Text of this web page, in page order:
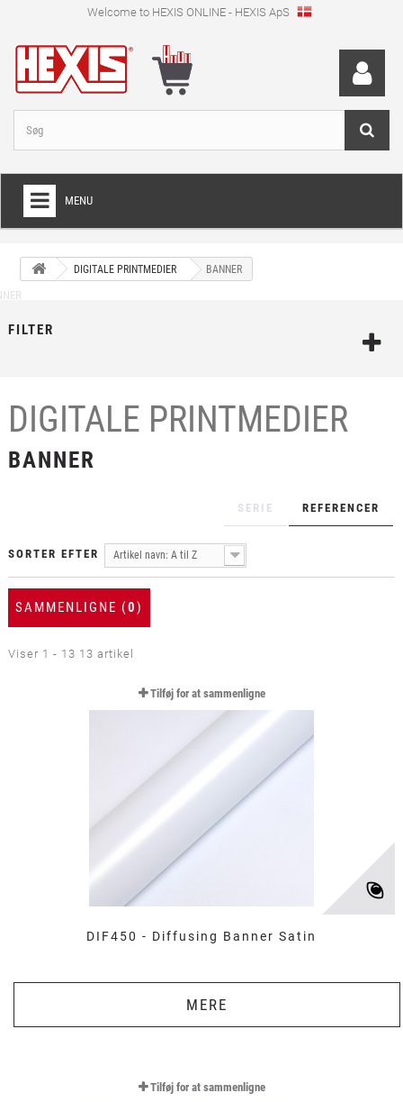
Welcome to HEXIS ONLINE - HEXIS ApS
MENU
WRAPPINGFOLIE
+
LAMINAT
TEKSTIL
+
DIGITALE PRINTMEDIER BANNER
FILTER
DIGITALE PRINTMEDIER
BANNER
REFERENCER
SERIE
SORTER EFTER Artikel navn: A til Z
SAMMENLIGNE (0)
Viser 1 - 13 13 artikel
DIF450 - Diffusing Banner Satin
MERE
Tilføj for at sammenligne
Tilføj for at sammenligne